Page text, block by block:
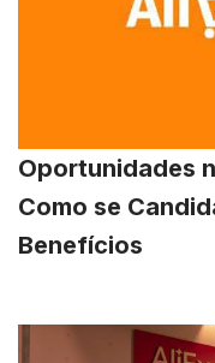
Oportunidades
Como se
Benefícios